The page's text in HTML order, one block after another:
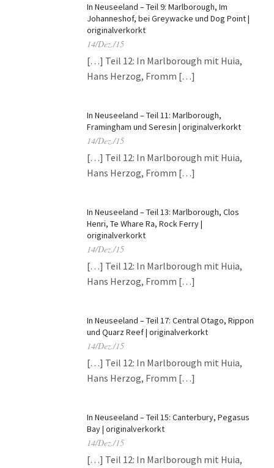
In Neuseeland – Teil 9: Marlborough, Im
Johanneshof, bei Greywacke und Dog Point |
originalverkorkt
14/Dez./15
[…] Teil 12: In Marlborough mit Huia,
Hans Herzog, Fromm […]
In Neuseeland – Teil 11: Marlborough,
Framingham und Seresin | originalverkorkt
14/Dez./15
[…] Teil 12: In Marlborough mit Huia,
Hans Herzog, Fromm […]
In Neuseeland – Teil 13: Marlborough, Clos
Henri, Te Whare Ra, Rock Ferry |
originalverkorkt
14/Dez./15
[…] Teil 12: In Marlborough mit Huia,
Hans Herzog, Fromm […]
In Neuseeland – Teil 17: Central Otago, Rippon
und Quarz Reef | originalverkorkt
14/Dez./15
[…] Teil 12: In Marlborough mit Huia,
Hans Herzog, Fromm […]
In Neuseeland – Teil 15: Canterbury, Pegasus
Bay | originalverkorkt
14/Dez./15
[…] Teil 12: In Marlborough mit Huia,